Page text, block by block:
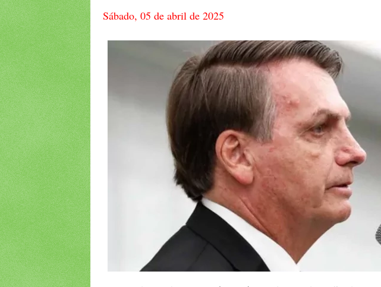
Sábado, 05 de abril de 2025